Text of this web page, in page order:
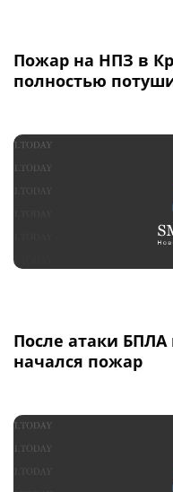
Пожар на НПЗ в
полностью
После атаки
начался пожар